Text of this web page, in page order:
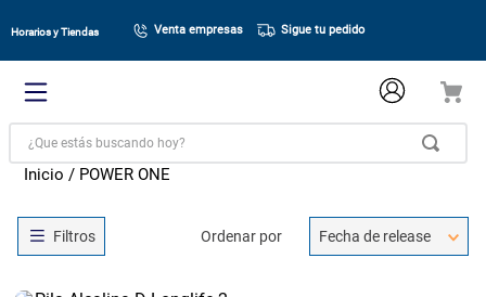
Horarios y Tiendas Venta empresas Sigue tu pedido
¿Que estás buscando hoy?
POWER ONE
Ordenar por Fecha de release